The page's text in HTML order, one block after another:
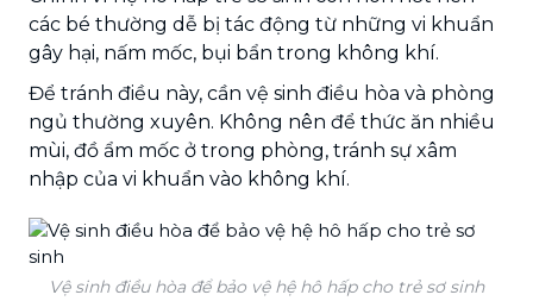
các bé thường dễ bị tác động từ những vi khuẩn
gây hại, nấm mốc, bụi bẩn trong không khí.
Để tránh điều này, cần vệ sinh điều hòa và phòng
ngủ thường xuyên. Không nên để thức ăn nhiều
mùi, đồ ẩm mốc ở trong phòng, tránh sự xâm
nhập của vi khuẩn vào không khí.
Vệ sinh điều hòa để bảo vệ hệ hô hấp cho trẻ sơ sinh